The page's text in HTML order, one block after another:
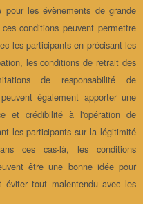
les évènements de grande
conditions peuvent permettre
les participants en précisant les
les conditions de retrait des
de responsabilité de
également apporter une
et crédibilité à l'opération de
les participants sur la légitimité
ces cas-là, les conditions
être une bonne idée pour
éviter tout malentendu avec les